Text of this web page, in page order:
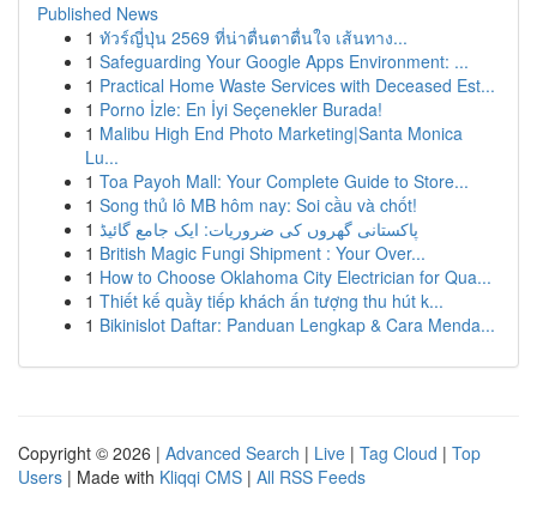
Published News
1 ทัวร์ญี่ปุ่น 2569 ที่น่าตื่นตาตื่นใจ เส้นทาง...
1 Safeguarding Your Google Apps Environment: ...
1 Practical Home Waste Services with Deceased Est...
1 Porno İzle: En İyi Seçenekler Burada!
1 Malibu High End Photo Marketing|Santa Monica
Lu...
1 Toa Payoh Mall: Your Complete Guide to Store...
1 Song thủ lô MB hôm nay: Soi cầu và chốt!
1 پاکستانی گھروں کی ضروریات: ایک جامع گائیڈ
1 British Magic Fungi Shipment : Your Over...
1 How to Choose Oklahoma City Electrician for Qua...
1 Thiết kế quầy tiếp khách ấn tượng thu hút k...
1 Bikinislot Daftar: Panduan Lengkap & Cara Menda...
Copyright © 2026 | Advanced Search | Live | Tag Cloud | Top
Users | Made with Kliqqi CMS | All RSS Feeds